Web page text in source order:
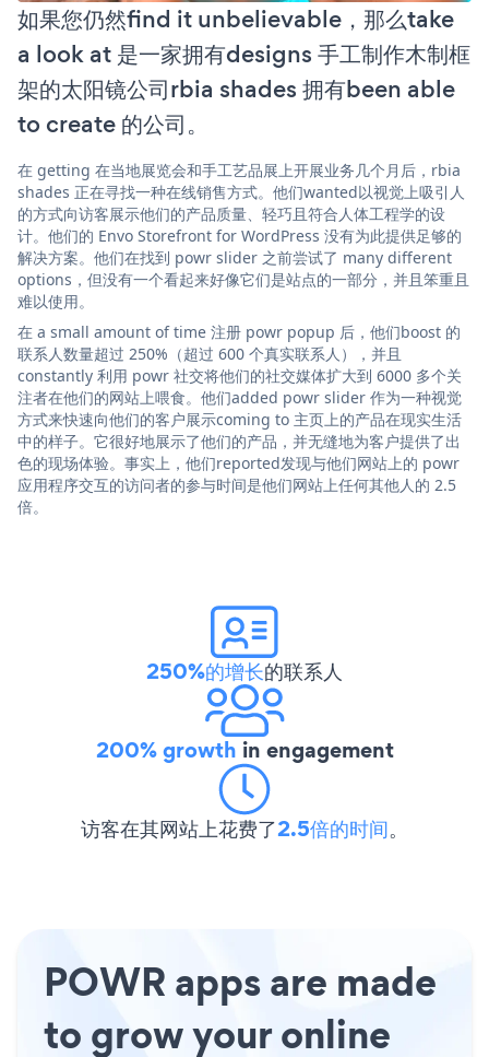
如果您仍然find it unbelievable，那么take
a look at 是一家拥有designs 手工制作木制框
架的太阳镜公司rbia shades 拥有been able
to create 的公司。
在 getting 在当地展览会和手工艺品展上开展业务几个月后，rbia
shades 正在寻找一种在线销售方式。他们wanted以视觉上吸引人
的方式向访客展示他们的产品质量、轻巧且符合人体工程学的设
计。他们的 Envo Storefront for WordPress 没有为此提供足够的
解决方案。他们在找到 powr slider 之前尝试了 many different
options，但没有一个看起来好像它们是站点的一部分，并且笨重且
难以使用。
在 a small amount of time 注册 powr popup 后，他们boost 的
联系人数量超过 250%（超过 600 个真实联系人），并且
constantly 利用 powr 社交将他们的社交媒体扩大到 6000 多个关
注者在他们的网站上喂食。他们added powr slider 作为一种视觉
方式来快速向他们的客户展示coming to 主页上的产品在现实生活
中的样子。它很好地展示了他们的产品，并无缝地为客户提供了出
色的现场体验。事实上，他们reported发现与他们网站上的 powr
应用程序交互的访问者的参与时间是他们网站上任何其他人的 2.5
倍。
250%的增长的联系人
200% growth in engagement
访客在其网站上花费了2.5倍的时间。
POWR apps are made
to grow your online